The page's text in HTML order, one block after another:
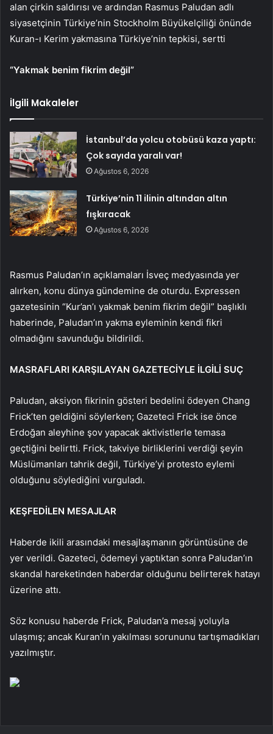
alan çirkin saldırısı ve ardından Rasmus Paludan adlı
siyasetçinin Türkiye’nin Stockholm Büyükelçiliği önünde
Kuran-ı Kerim yakmasına Türkiye’nin tepkisi, ​sertti
“Yakmak benim fikrim değil”
İlgili Makaleler
İstanbul’da yolcu otobüsü kaza yaptı:
Çok sayıda yaralı var!
Ağustos 6, 2026
Türkiye’nin 11 ilinin altından altın
fışkıracak
Ağustos 6, 2026
Rasmus Paludan’ın açıklamaları İsveç medyasında yer
alırken, konu dünya gündemine de oturdu. Expressen
gazetesinin “Kur’an’ı yakmak benim fikrim değil” başlıklı
haberinde, Paludan’ın yakma eyleminin kendi fikri
olmadığını savunduğu bildirildi.
MASRAFLARI KARŞILAYAN GAZETECİYLE İLGİLİ SUÇ
Paludan, aksiyon fikrinin gösteri bedelini ödeyen Chang
Frick’ten geldiğini söylerken; Gazeteci Frick ise önce
Erdoğan aleyhine şov yapacak aktivistlerle temasa
geçtiğini belirtti. Frick, takviye birliklerini verdiği şeyin
Müslümanları tahrik değil, Türkiye’yi protesto eylemi
olduğunu söylediğini vurguladı.
KEŞFEDİLEN MESAJLAR
Haberde ikili arasındaki mesajlaşmanın görüntüsüne de
yer verildi. Gazeteci, ödemeyi yaptıktan sonra Paludan’ın
skandal hareketinden haberdar olduğunu belirterek hatayı
üzerine attı.
Söz konusu haberde Frick, Paludan’a mesaj yoluyla
ulaşmış; ancak Kuran’ın yakılması sorununu tartışmadıkları
yazılmıştır.